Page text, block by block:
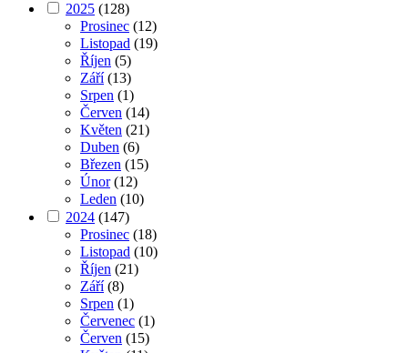
2025 (128)
Prosinec (12)
Listopad (19)
Říjen (5)
Září(13)
Srpen (1)
Červen (14)
Květen (21)
Duben (6)
Březen (15)
Únor(12)
Leden (10)
2024 (147)
Prosinec (18)
Listopad (10)
Říjen (21)
Září(8)
Srpen (1)
Červenec (1)
Červen (15)